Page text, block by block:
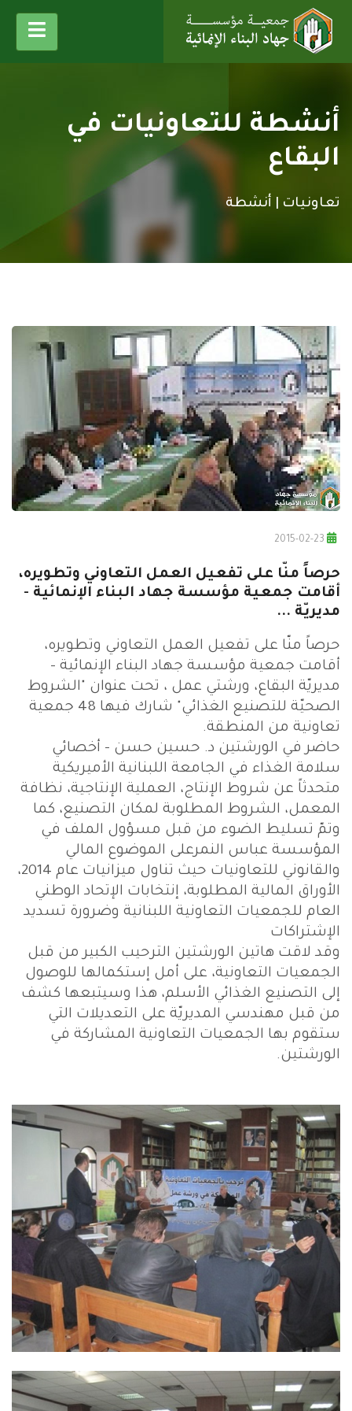
أنشطة للتعاونيات في
البقاع
تعاونيات | أنشطة
حرصاً منّا على تفعيل العمل التعاوني وتطويره،
أقامت جمعية مؤسسة جهاد البناء الإنمائية -
مديريّة ...
حرصاً منّا على تفعيل العمل التعاوني وتطويره،
أقامت جمعية مؤسسة جهاد البناء الإنمائية -
مديريّة البقاع، ورشتي عمل ، تحت عنوان "الشروط
الصحيّة للتصنيع الغذائي" شارك فيها 48 جمعية
تعاونية من المنطقة.
حاضر في الورشتين د. حسين حسن - أخصائي
سلامة الغذاء في الجامعة اللبنانية الأميريكية
متحدثاً عن شروط الإنتاج، العملية الإنتاجية، نظافة
المعمل، الشروط المطلوبة لمكان التصنيع، كما
وتمّ تسليط الضوء من قبل مسؤول الملف في
المؤسسة عباس النمرعلى الموضوع المالي
والقانوني للتعاونيات حيث تناول ميزانيات عام 2014،
الأوراق المالية المطلوبة، إنتخابات الإتحاد الوطني
العام للجمعيات التعاونية اللبنانية وضرورة تسديد
الإشتراكات
وقد لاقت هاتين الورشتين الترحيب الكبير من قبل
الجمعيات التعاونية، على أمل إستكمالها للوصول
إلى التصنيع الغذائي الأسلم، هذا وسيتبعها كشف
من قبل مهندسي المديريّة على التعديلات التي
ستقوم بها الجمعيات التعاونية المشاركة في
الورشتين.